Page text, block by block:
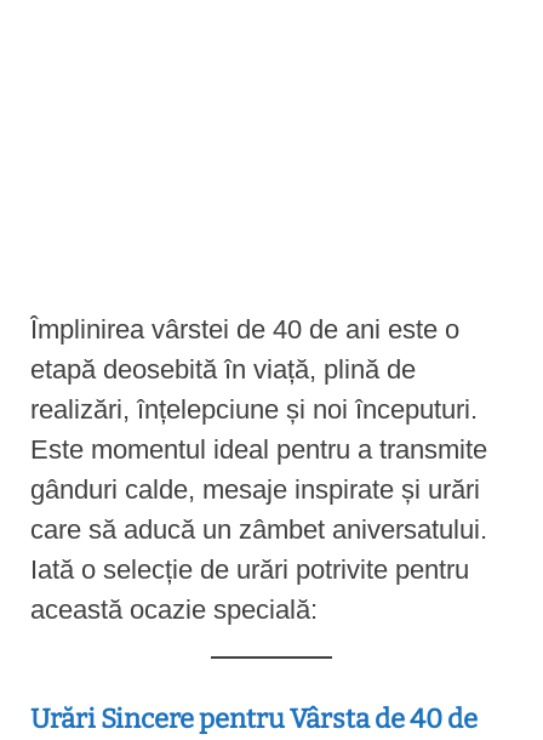
Împlinirea vârstei de 40 de ani este o
etapă deosebită în viață, plină de
realizări, înțelepciune și noi începuturi.
Este momentul ideal pentru a transmite
gânduri calde, mesaje inspirate și urări
care să aducă un zâmbet aniversatului.
Iată o selecție de urări potrivite pentru
această ocazie specială:
Urări Sincere pentru Vârsta de 40 de